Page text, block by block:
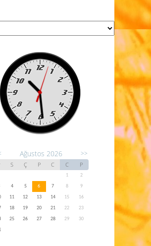
Ağustos 2026 >>
S Ç P C C P
1
2
4 5 6 7 8
9
11 12 13 14 15
16
18 19 20 21 22
23
25 26 27 28 29
30